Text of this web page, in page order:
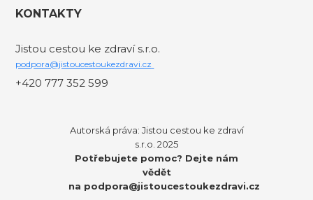
KONTAKTY
Jistou cestou ke zdraví s.r.o.
podpora@jistoucestoukezdravi.cz
+420 777 352 599
Autorská práva: Jistou cestou ke zdraví
s.r.o. 2025
Potřebujete pomoc? Dejte nám
vědět
na podpora@jistoucestoukezdravi.cz